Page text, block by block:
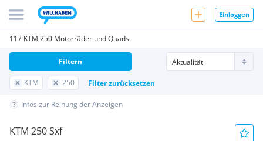
Einloggen
117 KTM 250 Motorräder und Quads
KTM 250 Filter zurücksetzen
Filtern
Infos zur Reihung der Anzeigen
KTM 250 Sxf